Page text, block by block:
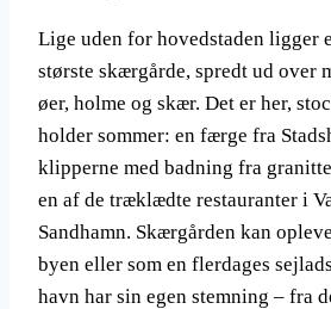
Lige uden for hovedstaden ligger
største skærgårde, spredt ud over
øer, holme og skær. Det er her,
holder sommer: en færge fra
klipperne med badning fra
en af de træklædte restauranter i
Sandhamn. Skærgården kan
byen eller som en flerdages
havn har sin egen stemning – fra